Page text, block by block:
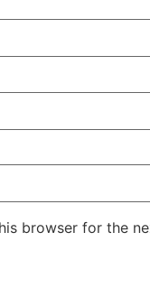
browser for the